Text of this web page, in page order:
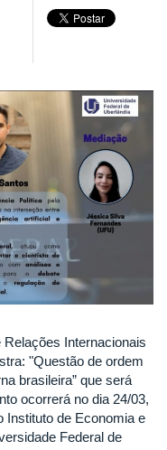
Internacionais
"Questão de ordem
brasileira” que será
ocorrerá no dia 24/03,
Instituto de Economia e
Federal de